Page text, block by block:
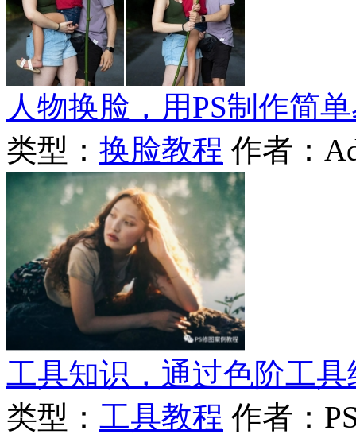
人物换脸，用PS制作简
类型： 换脸教程 作者：
工具知识，通过色阶工
类型： 工具教程 作者：